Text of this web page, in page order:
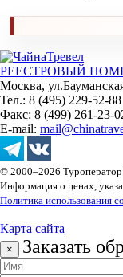
РЕЕСТРОВЫЙ
Москва,
Тел.: 8 (495) 229-52-88
Факс: 8 (499) 261-23-
E-mail:
© 2000–2026
Информация о ценах,
Политика использования
Карта сайта
× Заказать